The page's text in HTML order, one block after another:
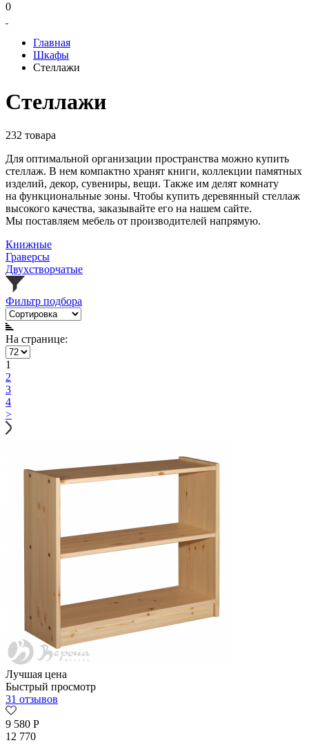
0
Главная
Шкафы
Стеллажи
Стеллажи
232 товара
Для оптимальной организации пространства можно купить
стеллаж. В нем компактно хранят книги, коллекции памятных
изделий, декор, сувениры, вещи. Также им делят комнату
на функциональные зоны. Чтобы купить деревянный стеллаж
высокого качества, заказывайте его на нашем сайте.
Мы поставляем мебель от производителей напрямую.
Книжные
Граверсы
Двухстворчатые
Фильтр подбора
На странице:
1
2
3
4
>
Лучшая цена
Быстрый просмотр
31 отзывов
9 580 Р
12 770